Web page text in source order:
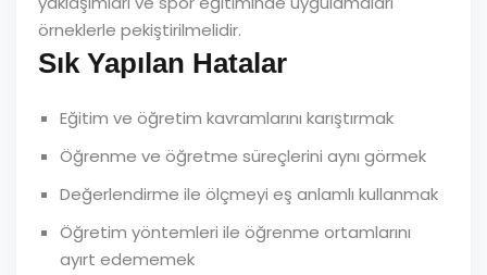
örneklerle pekiştirilmelidir.
Sık Yapılan Hatalar
Eğitim ve öğretim kavramlarını karıştırmak
Öğrenme ve öğretme süreçlerini aynı görmek
Değerlendirme ile ölçmeyi eş anlamlı kullanmak
Öğretim yöntemleri ile öğrenme ortamlarını
ayırt edememek